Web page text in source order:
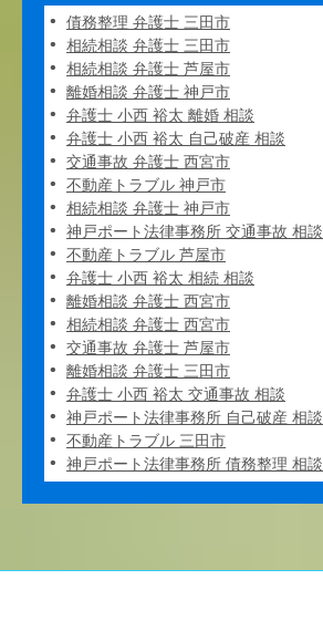
債務整理 弁護士 三田市
相続相談 弁護士 三田市
相続相談 弁護士 芦屋市
離婚相談 弁護士 神戸市
弁護士 小西 裕太 離婚 相談
弁護士 小西 裕太 自己破産 相談
交通事故 弁護士 西宮市
不動産トラブル 神戸市
相続相談 弁護士 神戸市
神戸ポート法律事務所 交通事故 相談
不動産トラブル 芦屋市
弁護士 小西 裕太 相続 相談
離婚相談 弁護士 西宮市
相続相談 弁護士 西宮市
交通事故 弁護士 芦屋市
離婚相談 弁護士 三田市
弁護士 小西 裕太 交通事故 相談
神戸ポート法律事務所 自己破産 相談
不動産トラブル 三田市
神戸ポート法律事務所 債務整理 相談